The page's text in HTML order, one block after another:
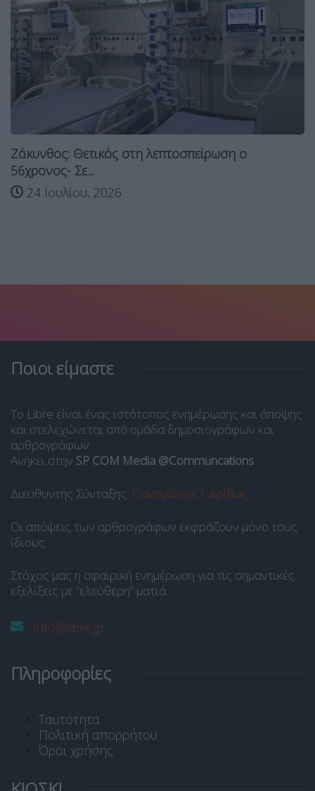
Ζάκυνθος: Θετικός στη λεπτοσπείρωση ο
56χρονος- Σε...
24 Ιουλίου, 2026
Ποιοι είμαστε
Το Libre είναι ένας ιστότοπος ενημέρωσης και άποψης
και στελεχώνεται από ομάδα δημοσιογράφων και
αρθρογράφων.
Ανήκει στην SP COM Media @Communcations.
Διευθυντής Σύνταξης: Παναγιώτης Ι. Δρίβας.
Οι απόψεις των αρθρογράφων εκφράζουν μόνο τους
ίδιους.
Στόχος μας η σφαιρική ενημέρωση για τις σημαντικές
εξελίξεις με “ελεύθερη” ματιά.
info@libre.gr
Πληροφορίες
Ταυτότητα
Πολιτική απορρήτου
Όροι χρήσης